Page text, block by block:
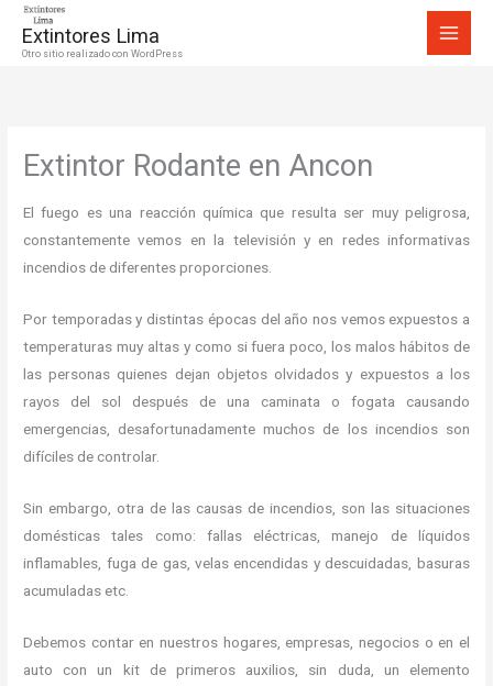
Extintores Lima
Otro sitio realizado con WordPress
Extintor Rodante en Ancon
El fuego es una reacción química que resulta ser muy peligrosa,
constantemente vemos en la televisión y en redes informativas
incendios de diferentes proporciones.
Por temporadas y distintas épocas del año nos vemos expuestos a
temperaturas muy altas y como si fuera poco, los malos hábitos de
las personas quienes dejan objetos olvidados y expuestos a los
rayos del sol después de una caminata o fogata causando
emergencias, desafortunadamente muchos de los incendios son
difíciles de controlar.
Sin embargo, otra de las causas de incendios, son las situaciones
domésticas tales como: fallas eléctricas, manejo de líquidos
inflamables, fuga de gas, velas encendidas y descuidadas, basuras
acumuladas etc.
Debemos contar en nuestros hogares, empresas, negocios o en el
auto con un kit de primeros auxilios, sin duda, un elemento